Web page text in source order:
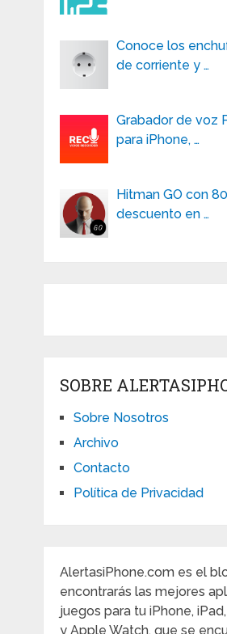
Conoce los
de corriente y …
Grabador de voz
para iPhone, …
Hitman GO con
descuento en …
SOBRE
Sobre Nosotros
Archivo
Contacto
Política de Privacidad
AlertasiPhone.com es el
encontrarás las mejores
juegos para tu iPhone,
y Apple Watch, que se